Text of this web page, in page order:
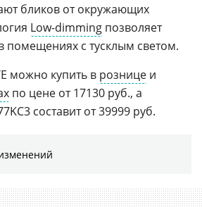
бликов от окружающих
Low-dimming позволяет
помещениях с тусклым светом.
можно купить в рознице и
по цене от 17130 руб., а
составит от 39999 руб.